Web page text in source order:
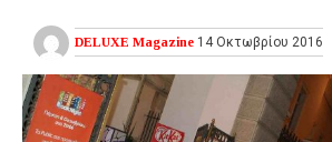
DELUXE Magazine 14 Οκτωβρίου 2016